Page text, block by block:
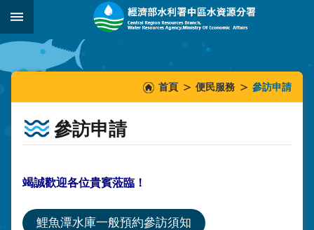
跳到主要內容區塊
:::
_
::::::
首頁 便民服務 參訪申請
參訪申請
竭誠歡迎各位貴賓蒞臨！
鯉魚潭水庫一般預約參訪須知